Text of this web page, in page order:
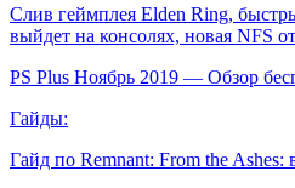
Слив геймплея Elden Ring,
выйдет на консолях, новая NFS
PS Plus Ноябрь 2019 — Обзор
Гайды:
Гайд по Remnant: From the Ashes: